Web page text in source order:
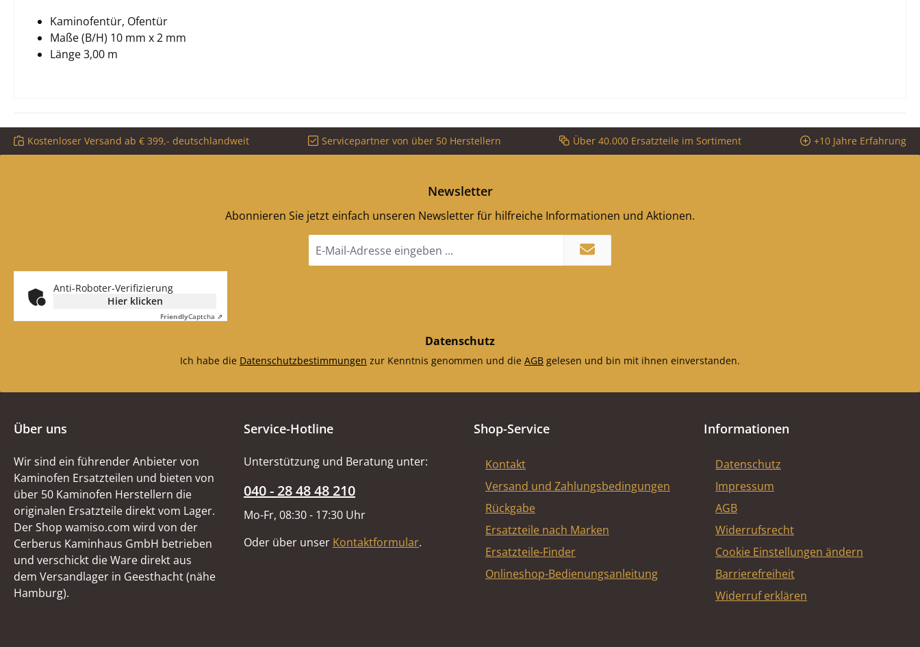
Kaminofentür, Ofentür
Maße (B/H) 10 mm x 2 mm
Länge 3,00 m
Kostenloser Versand ab € 399,- deutschlandweit Servicepartner von über 50 Herstellern Über 40.000 Ersatzteile im Sortiment +10 Jahre Erfahrung
Newsletter
Abonnieren Sie jetzt einfach unseren Newsletter für hilfreiche Informationen und Aktionen.
Mail-
Anti-Roboter-Verifizierung
Hier klicken
FriendlyCaptcha ⇗
Datenschutz
Ich habe die Datenschutzbestimmungen zur Kenntnis genommen und die AGB gelesen und bin mit ihnen einverstanden.
Über uns
Wir sind ein führender Anbieter von
Kaminofen Ersatzteilen und bieten von
über 50 Kaminofen Herstellern die
originalen Ersatzteile direkt vom Lager.
Der Shop wamiso.com wird von der
Cerberus Kaminhaus GmbH betrieben
und verschickt die Ware direkt aus
dem Versandlager in Geesthacht (nähe
Hamburg).
Service-Hotline
Unterstützung und Beratung unter:
040 - 28 48 48 210
Mo-Fr, 08:30 - 17:30 Uhr
Oder über unser Kontaktformular.
Shop-Service
Kontakt
Versand und Zahlungsbedingungen
Rückgabe
Ersatzteile nach Marken
Ersatzteile-Finder
Onlineshop-Bedienungsanleitung
Informationen
Datenschutz
Impressum
AGB
Widerrufsrecht
Cookie Einstellungen ändern
Barrierefreiheit
Widerruf erklären